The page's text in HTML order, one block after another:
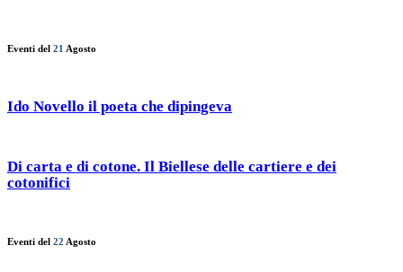
Eventi del 21 Agosto
Ido Novello il poeta che dipingeva
Di carta e di cotone. Il Biellese delle cartiere e dei
cotonifici
Eventi del 22 Agosto